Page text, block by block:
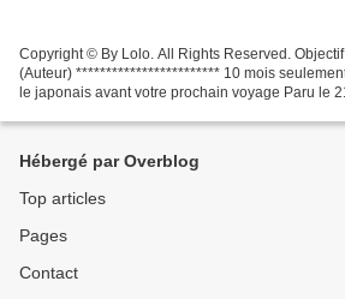
Copyright © By Lolo. All Rights Reserved.
(Auteur) ************************ 10 mois
le japonais avant votre prochain voyage Paru le
Hébergé par Overblog
Top articles
Pages
Contact